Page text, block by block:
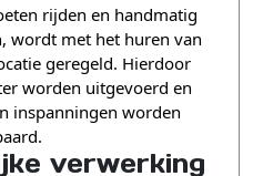
rijden en handmatig
wordt met het huren van
geregeld. Hierdoor
worden uitgevoerd en
inspanningen worden
verwerking